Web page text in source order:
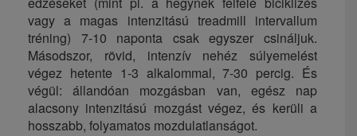
vagy a magas intenzitású treadmill intervallum
tréning) 7-10 naponta csak egyszer csináljuk.
Másodszor, rövid, intenzív nehéz súlyemelést
végez hetente 1-3 alkalommal, 7-30 percig. És
végül: állandóan mozgásban van, egész nap
alacsony intenzitású mozgást végez, és kerüli a
hosszabb, folyamatos mozdulatlanságot.